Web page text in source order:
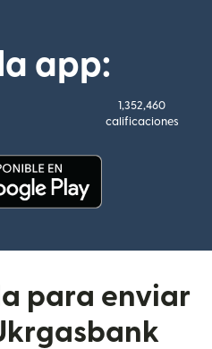
app:
1,352,460
calificaciones
para enviar